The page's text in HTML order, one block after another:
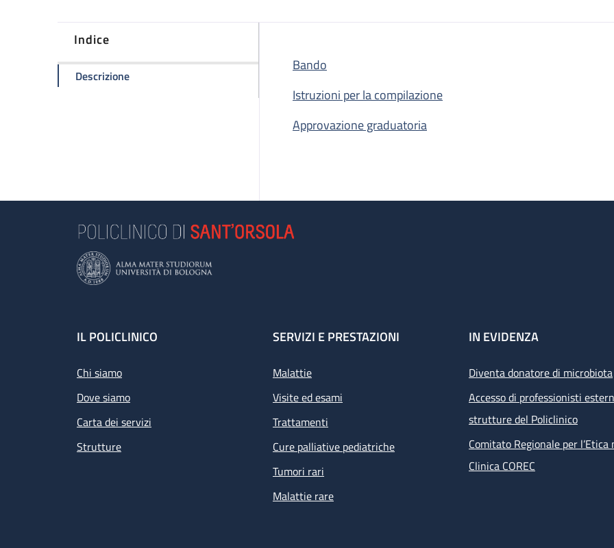
Indice
Descrizionedella pagina Avviso per l'attribuzione dei differenziali economici di professionalità (DEP) - anno 2025
Bando
Istruzioni per la compilazione
Approvazione graduatoria
Footer
IL POLICLINICO
Chi siamo
Dove siamo
Carta dei servizi
Strutture
SERVIZI E PRESTAZIONI
Malattie
Visite ed esami
Trattamenti
Cure palliative pediatriche
Tumori rari
Malattie rare
IN EVIDENZA
Diventa donatore di microbiota
Accesso di professionisti
strutture del Policlinico
Comitato Regionale per l’Etica
Clinica COREC